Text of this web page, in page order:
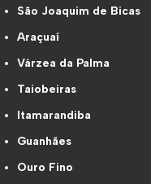
São Joaquim de Bicas
Araçuaí
Várzea da Palma
Taiobeiras
Itamarandiba
Guanhães
Ouro Fino